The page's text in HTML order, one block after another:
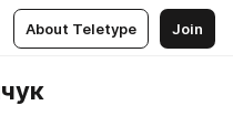
About Teletype Join